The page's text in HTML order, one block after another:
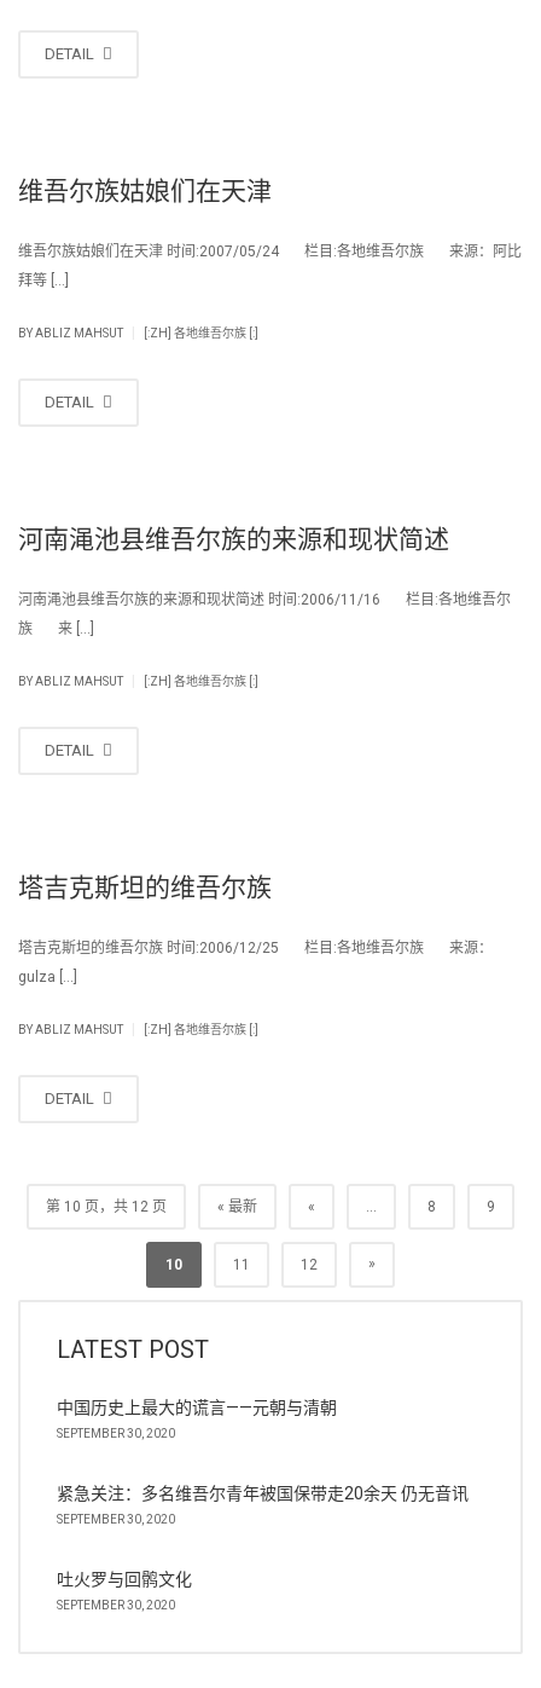
DETAIL
维吾尔族姑娘们在天津
维吾尔族姑娘们在天津 时间:2007/05/24 栏目:各地维吾尔族 来源：阿比
拜等 […]
BYABLIZ MAHSUT [:ZH] 各地维吾尔族 [:]
DETAIL
河南渑池县维吾尔族的来源和现状简述
河南渑池县维吾尔族的来源和现状简述 时间:2006/11/16 栏目:各地维吾尔
族 来 […]
BYABLIZ MAHSUT [:ZH] 各地维吾尔族 [:]
DETAIL
塔吉克斯坦的维吾尔族
塔吉克斯坦的维吾尔族 时间:2006/12/25 栏目:各地维吾尔族 来源：
gulza […]
BYABLIZ MAHSUT [:ZH] 各地维吾尔族 [:]
DETAIL
第 10 页，共 12 页 « 最新 « ... 8 9
10 11 12 »
LATEST POST
中国历史上最大的谎言——元朝与清朝
SEPTEMBER 30, 2020
紧急关注：多名维吾尔青年被国保带走20余天 仍无音讯
SEPTEMBER 30, 2020
吐火罗与回鹘文化
SEPTEMBER 30, 2020